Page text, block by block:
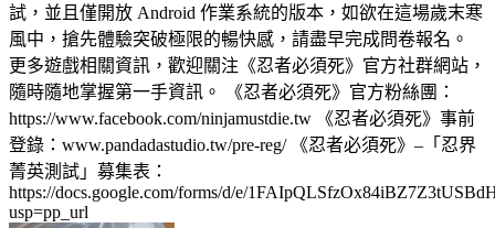
試，並且僅開放 Android 作業系統的版本，如欲在這場歲末寒
風中，搶先體驗突破極限的暢快感，請盡早完成問卷報名。
更多遊戲相關資訊，歡迎關注《忍者必須死》官方社群網站，
隨時隨地掌握第一手資訊。 《忍者必須死》官方粉絲團：
https://www.facebook.com/ninjamustdie.tw 《忍者必須死》事前
登錄：www.pandadastudio.tw/pre-reg/ 《忍者必須死》–「忍界
菁英測試」募集表：
https://docs.google.com/forms/d/e/
usp=pp_url